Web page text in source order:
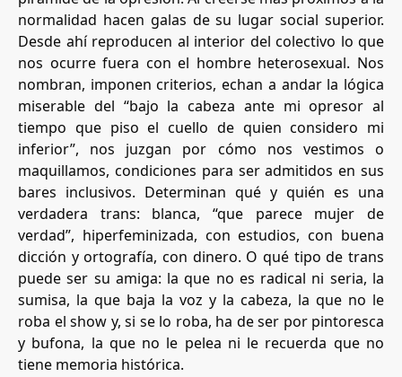
normalidad hacen galas de su lugar social superior.
Desde ahí reproducen al interior del colectivo lo que
nos ocurre fuera con el hombre heterosexual. Nos
nombran, imponen criterios, echan a andar la lógica
miserable del “bajo la cabeza ante mi opresor al
tiempo que piso el cuello de quien considero mi
inferior”, nos juzgan por cómo nos vestimos o
maquillamos, condiciones para ser admitidos en sus
bares inclusivos. Determinan qué y quién es una
verdadera trans: blanca, “que parece mujer de
verdad”, hiperfeminizada, con estudios, con buena
dicción y ortografía, con dinero. O qué tipo de trans
puede ser su amiga: la que no es radical ni seria, la
sumisa, la que baja la voz y la cabeza, la que no le
roba el show y, si se lo roba, ha de ser por pintoresca
y bufona, la que no le pelea ni le recuerda que no
tiene memoria histórica.